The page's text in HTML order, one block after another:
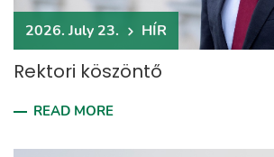
2026. July 23. HÍR
Rektori köszöntő
READ MORE